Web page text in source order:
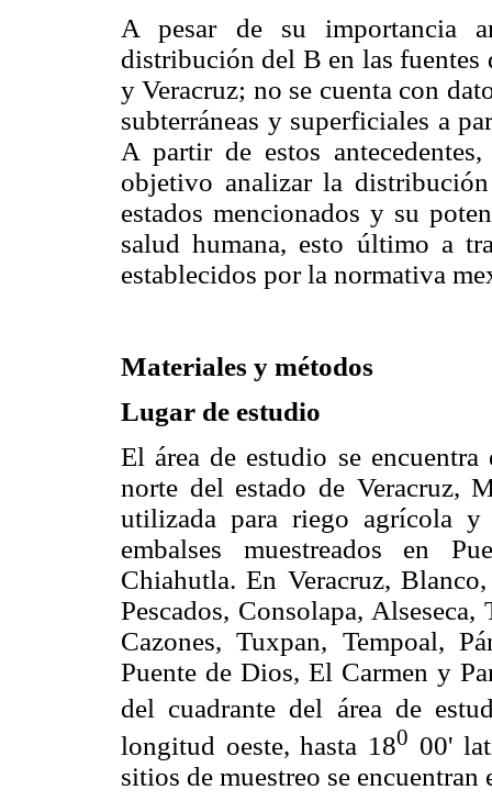
A pesar de su importancia
distribución del B en las fuentes
y Veracruz; no se cuenta con
subterráneas y superficiales a
A partir de estos
objetivo analizar la
estados mencionados y su
salud humana, esto último a
establecidos por la normativa
Materiales y métodos
Lugar de estudio
El área de estudio se
norte del estado de Veracruz,
utilizada para riego agrícola
embalses muestreados en
Chiahutla. En Veracruz,
Pescados, Consolapa,
Cazones, Tuxpan, Tempoal,
Puente de Dios, El Carmen y
del cuadrante del área de
longitud oeste, hasta 180 00'
sitios de muestreo se